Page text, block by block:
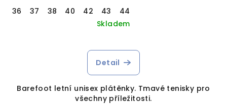
36
37 38 40 42 43
44
Skladem
Detail
Barefoot letní unisex plátěnky. Tmavé tenisky pro
všechny příležitosti.